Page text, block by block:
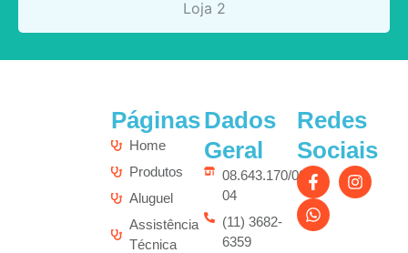
Loja 2
Páginas
Home
Produtos
Aluguel
Assistência
Técnica
Dados
Geral
08.643.170/0001-
04
(11) 3682-
6359
Redes
Sociais